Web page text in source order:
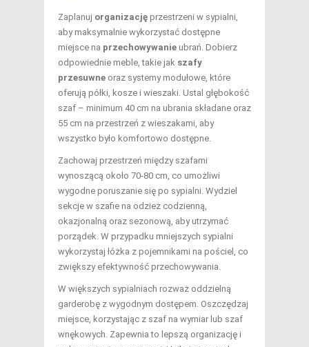
Zaplanuj organizację przestrzeni w sypialni,
aby maksymalnie wykorzystać dostępne
miejsce na przechowywanie ubrań. Dobierz
odpowiednie meble, takie jak szafy
przesuwne oraz systemy modułowe, które
oferują półki, kosze i wieszaki. Ustal głębokość
szaf – minimum 40 cm na ubrania składane oraz
55 cm na przestrzeń z wieszakami, aby
wszystko było komfortowo dostępne.
Zachowaj przestrzeń między szafami
wynoszącą około 70-80 cm, co umożliwi
wygodne poruszanie się po sypialni. Wydziel
sekcje w szafie na odzież codzienną,
okazjonalną oraz sezonową, aby utrzymać
porządek. W przypadku mniejszych sypialni
wykorzystaj łóżka z pojemnikami na pościel, co
zwiększy efektywność przechowywania.
W większych sypialniach rozważ oddzielną
garderobę z wygodnym dostępem. Oszczędzaj
miejsce, korzystając z szaf na wymiar lub szaf
wnękowych. Zapewnia to lepszą organizację i